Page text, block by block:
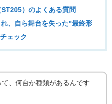
）のよくある質問
、自ら舞台を失った"最終形
ェック
6代目・ST205型の誕生
、何台か種類があるんです